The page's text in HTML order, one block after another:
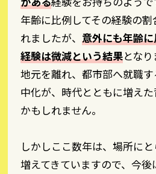
年齢に比例してその経験の
れましたが、意外にも年齢
経験は微減という結果となり
地元を離れ、都市部へ就職
中化が、時代とともに増え
かもしれません。
しかしここ数年は、場所に
増えてきていますので、今